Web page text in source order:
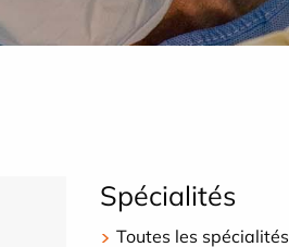
Spécialités
Toutes les spécialités